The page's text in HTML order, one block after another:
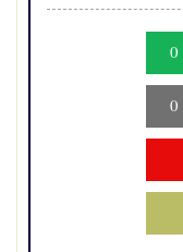
0
0
Toggle